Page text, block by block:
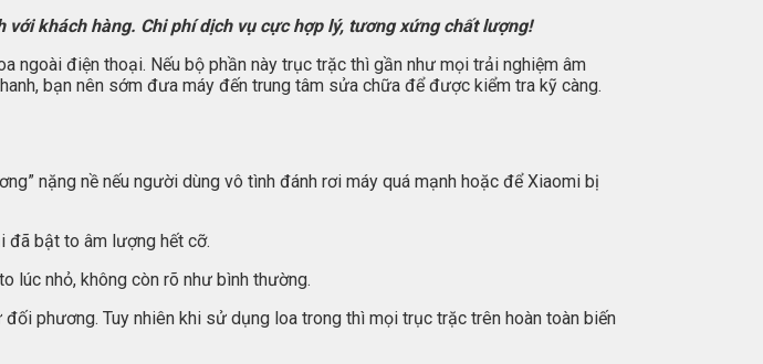
khách hàng. Chi phí dịch vụ cực hợp lý, tương xứng chất lượng!
ngoài điện thoại. Nếu bộ phần này trục trặc thì gần như mọi trải nghiệm âm
bạn nên sớm đưa máy đến trung tâm sửa chữa để được kiểm tra kỹ càng.
nặng nề nếu người dùng vô tình đánh rơi máy quá mạnh hoặc để Xiaomi bị
đã bật to âm lượng hết cỡ.
lúc nhỏ, không còn rõ như bình thường.
phương. Tuy nhiên khi sử dụng loa trong thì mọi trục trặc trên hoàn toàn biến